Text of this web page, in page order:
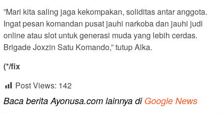
‎”Mari kita saling jaga kekompakan, soliditas antar anggota.
Ingat pesan komandan pusat jauhi narkoba dan jauhi judi
online atau slot untuk generasi muda yang lebih cerdas.
Brigade Joxzin Satu Komando,” tutup Alka.
‎(*/fix
Post Views: 142
Baca berita Ayonusa.com lainnya di Google News